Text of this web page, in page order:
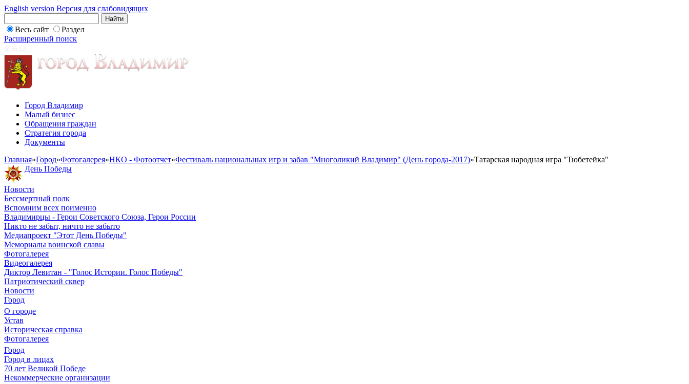
English version Версия для слабовидящих
Весь сайт
Раздел
Расширенный поиск
Город Владимир
Малый бизнес
Обращения граждан
Стратегия города
Документы
Главная»Город»Фотогалерея»НКО - Фотоотчет»Фестиваль национальных игр и забав "Многоликий Владимир" (День города-2017)»Татарская народная игра "Тюбетейка"
День Победы
Новости
Бессмертный полк
Вспомним всех поименно
Владимирцы - Герои Советского Союза, Герои России
Никто не забыт, ничто не забыто
Медиапроект "Этот День Победы"
Мемориалы воинской славы
Фотогалерея
Видеогалерея
Диктор Левитан - "Голос Истории. Голос Победы"
Патриотический сквер
Новости
Город
О городе
Устав
Историческая справка
Фотогалерея
Город
Город в лицах
70 лет Великой Победе
Некоммерческие организации